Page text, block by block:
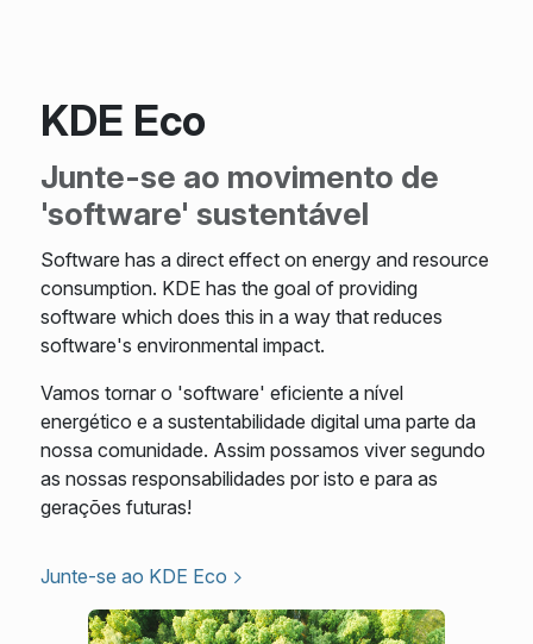
KDE Eco
Junte-se ao movimento de
'software' sustentável
Software has a direct effect on energy and resource
consumption. KDE has the goal of providing
software which does this in a way that reduces
software's environmental impact.
Vamos tornar o 'software' eficiente a nível
energético e a sustentabilidade digital uma parte da
nossa comunidade. Assim possamos viver segundo
as nossas responsabilidades por isto e para as
gerações futuras!
Junte-se ao KDE Eco